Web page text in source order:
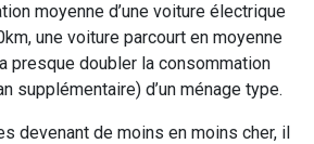
moyenne d’une voiture électrique
une voiture parcourt en moyenne
presque doubler la consommation
supplémentaire) d’un ménage type.
devenant de moins en moins cher, il